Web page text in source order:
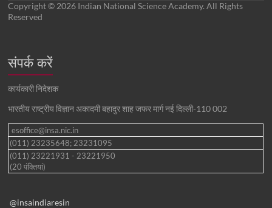
Copyright © 2026 Indian National Science Academy. All Rights
Reserved
संपर्क करें
कार्यकारी निदेशक
भारतीय राष्ट्रीय विज्ञान अकादमी बहादुर शाह जफर मार्ग नई दिल्ली-110 002
esoffice@insa.nic.in
(011) 23235648; 23231095
(011) 23221931 - 23221950
(20 पंक्तियां)
@insaindiaresin